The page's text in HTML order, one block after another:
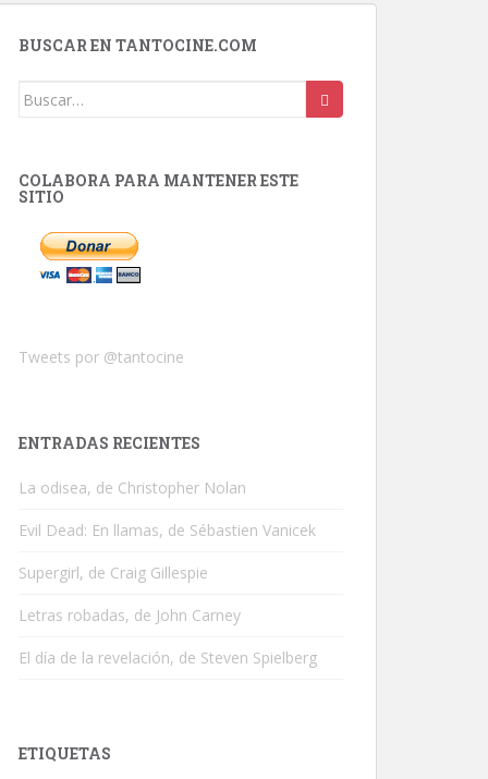
BUSCAR EN TANTOCINE.COM
Buscar:
COLABORA PARA MANTENER ESTE
SITIO
Tweets por @tantocine
ENTRADAS RECIENTES
La odisea, de Christopher Nolan
Evil Dead: En llamas, de Sébastien Vanicek
Supergirl, de Craig Gillespie
Letras robadas, de John Carney
El día de la revelación, de Steven Spielberg
ETIQUETAS